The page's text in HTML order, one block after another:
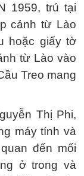
1959, trú tại
cảnh từ Lào
hoặc giấy tờ
từ Lào vào
Treo mang
Thị Phi,
máy tính và
đến mối
ở trong và